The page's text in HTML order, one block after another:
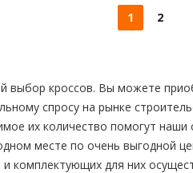
1 2
выбор кроссов. Вы можете
спросу на рынке
их количество помогут
месте по очень выгодной
комплектующих для них